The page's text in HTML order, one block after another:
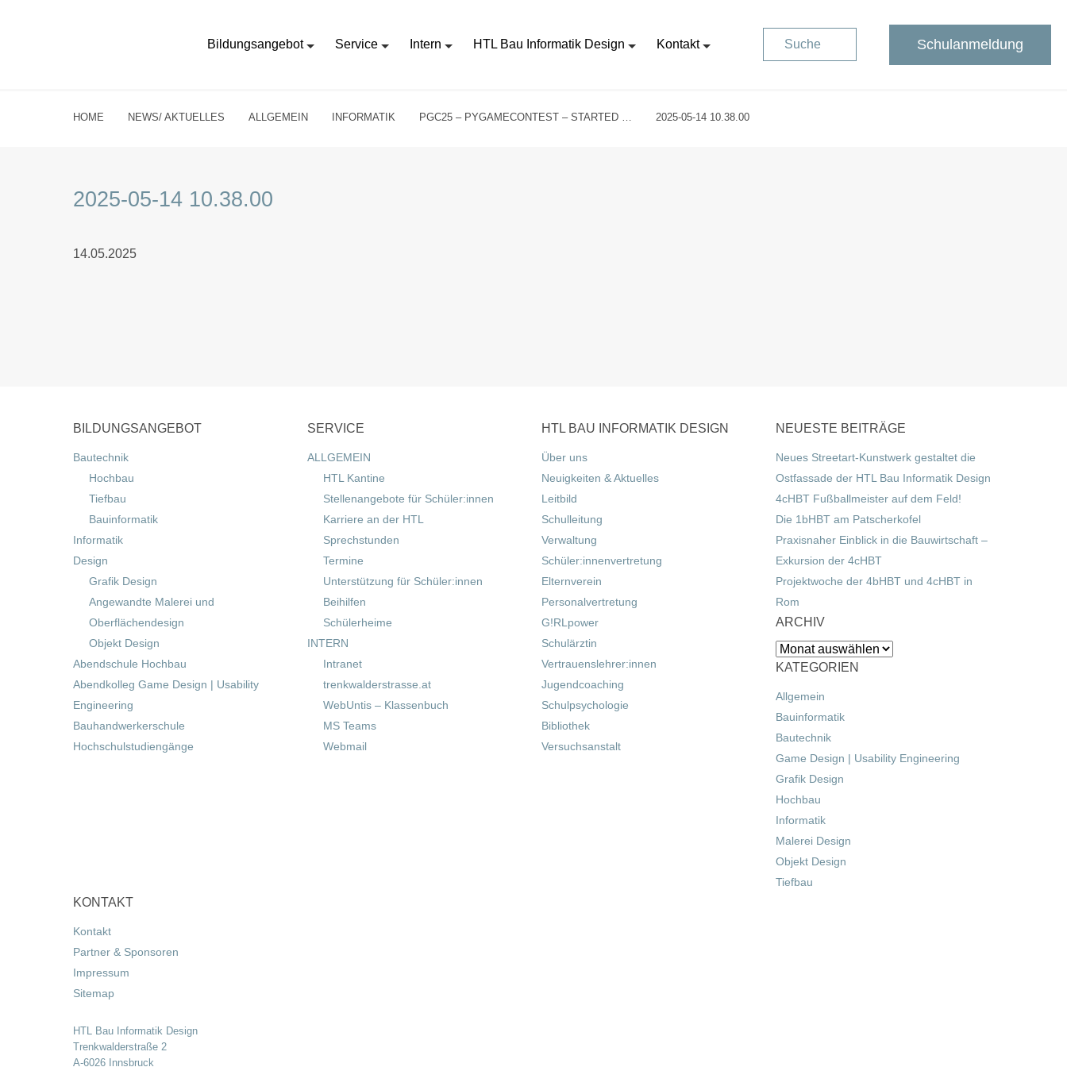
Bildungsangebot Service Intern HTL Bau Informatik Design Kontakt Suche Schulanmeldung
HOME NEWS/ AKTUELLES ALLGEMEIN INFORMATIK PGC25 – PYGAMECONTEST – STARTED … 2025-05-14 10.38.00
2025-05-14 10.38.00
14.05.2025
BILDUNGSANGEBOT
Bautechnik
Hochbau
Tiefbau
Bauinformatik
Informatik
Design
Grafik Design
Angewandte Malerei und
Oberflächendesign
Objekt Design
Abendschule Hochbau
Abendkolleg Game Design | Usability
Engineering
Bauhandwerkerschule
Hochschulstudiengänge
SERVICE
ALLGEMEIN
HTL Kantine
Stellenangebote für Schüler:innen
Karriere an der HTL
Sprechstunden
Termine
Unterstützung für Schüler:innen
Beihilfen
Schülerheime
INTERN
Intranet
trenkwalderstrasse.at
WebUntis – Klassenbuch
MS Teams
Webmail
HTL BAU INFORMATIK DESIGN
Über uns
Neuigkeiten & Aktuelles
Leitbild
Schulleitung
Verwaltung
Schüler:innenvertretung
Elternverein
Personalvertretung
G!RLpower
Schulärztin
Vertrauenslehrer:innen
Jugendcoaching
Schulpsychologie
Bibliothek
Versuchsanstalt
NEUESTE BEITRÄGE
Neues Streetart-Kunstwerk gestaltet die
Ostfassade der HTL Bau Informatik Design
4cHBT Fußballmeister auf dem Feld!
Die 1bHBT am Patscherkofel
Praxisnaher Einblick in die Bauwirtschaft –
Exkursion der 4cHBT
Projektwoche der 4bHBT und 4cHBT in
Rom
ARCHIV
Archiv
KATEGORIEN
Allgemein
Bauinformatik
Bautechnik
Game Design | Usability Engineering
Grafik Design
Hochbau
Informatik
Malerei Design
Objekt Design
Tiefbau
KONTAKT
Kontakt
Partner & Sponsoren
Impressum
Sitemap
HTL Bau Informatik Design
Trenkwalderstraße 2
A-6026 Innsbruck